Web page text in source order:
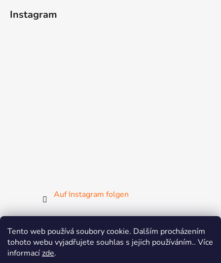
Tento web používá soubory cookie. Dalším procházením
tohoto webu vyjadřujete souhlas s jejich používáním.. Více
informacízde.
Instagram
Auf Instagram folgen
ČGF ČSMG SGF FISAF MsM
ZsM